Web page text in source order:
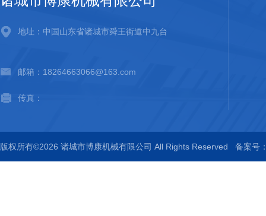
地址：中国山东省诸城市舜王街道中九台
邮箱：18264663066@163.com
传真：
版权所有©2026 诸城市博康机械有限公司 All Rights Reserved 备案号